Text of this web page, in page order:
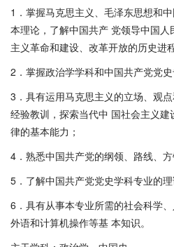
1．掌握马克思主义、毛泽东思想和
本理论，了解中国共产 党领导中国
主义革命和建设、改革开放的历史进
2．掌握政治学学科和中国共产党党
3．具有运用马克思主义的立场、观
经验教训，探索当代中 国社会主义
律的基本能力；
4．熟悉中国共产党的纲领、路线、方
5．了解中国共产党党史学科专业的
6．具有从事本专业所需的社会科学
外语和计算机操作等基 本知识。